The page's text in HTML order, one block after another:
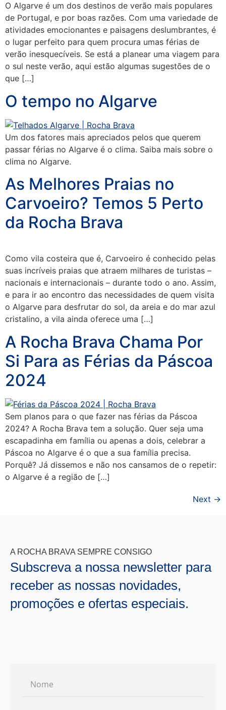
O Algarve é um dos destinos de verão mais populares
de Portugal, e por boas razões. Com uma variedade de
atividades emocionantes e paisagens deslumbrantes, é
o lugar perfeito para quem procura umas férias de
verão inesquecíveis. Se está a planear uma viagem para
o sul neste verão, aqui estão algumas sugestões de o
que […]
O tempo no Algarve
Um dos fatores mais apreciados pelos que querem
passar férias no Algarve é o clima. Saiba mais sobre o
clima no Algarve.
As Melhores Praias no
Carvoeiro? Temos 5 Perto
da Rocha Brava
Como vila costeira que é, Carvoeiro é conhecido pelas
suas incríveis praias que atraem milhares de turistas –
nacionais e internacionais – durante todo o ano. Assim,
e para ir ao encontro das necessidades de quem visita
o Algarve para desfrutar do sol, da areia e do mar azul
cristalino, a vila ainda oferece uma […]
A Rocha Brava Chama Por
Si Para as Férias da Páscoa
2024
Sem planos para o que fazer nas férias da Páscoa
2024? A Rocha Brava tem a solução. Quer seja uma
escapadinha em família ou apenas a dois, celebrar a
Páscoa no Algarve é o que a sua família precisa.
Porquê? Já dissemos e não nos cansamos de o repetir:
o Algarve é a região de […]
Next →
A ROCHA BRAVA SEMPRE CONSIGO
Subscreva a nossa newsletter para
receber as nossas novidades,
promoções e ofertas especiais.